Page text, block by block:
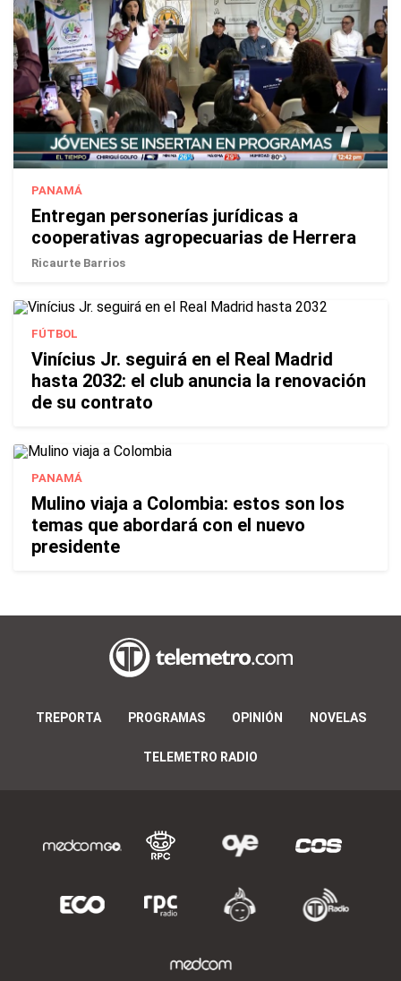
PANAMÁ
Entregan personerías jurídicas a
cooperativas agropecuarias de Herrera
Ricaurte Barrios
FÚTBOL
Vinícius Jr. seguirá en el Real Madrid
hasta 2032: el club anuncia la renovación
de su contrato
PANAMÁ
Mulino viaja a Colombia: estos son los
temas que abordará con el nuevo
presidente
TREPORTA PROGRAMAS OPINIÓN NOVELAS
TELEMETRO RADIO